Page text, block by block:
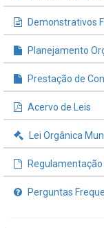
Demonstrativos
Planejamento
Prestação de
Acervo de Leis
Lei Orgânica
Perguntas